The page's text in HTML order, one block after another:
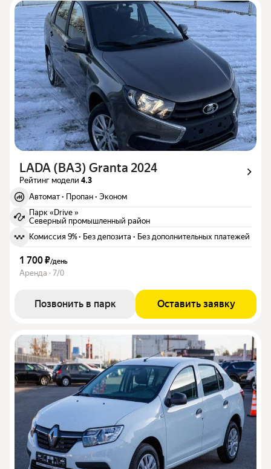
LADA (ВАЗ) Granta 2024
Рейтинг модели 4.3
Автомат · Пропан · Эконом
Парк «Drive »
Северный промышленный район
Комиссия 9%· Без депозита · Без дополнительных платежей
1 700 ₽/день
Аренда · 7/0
Позвонить в парк Оставить заявку